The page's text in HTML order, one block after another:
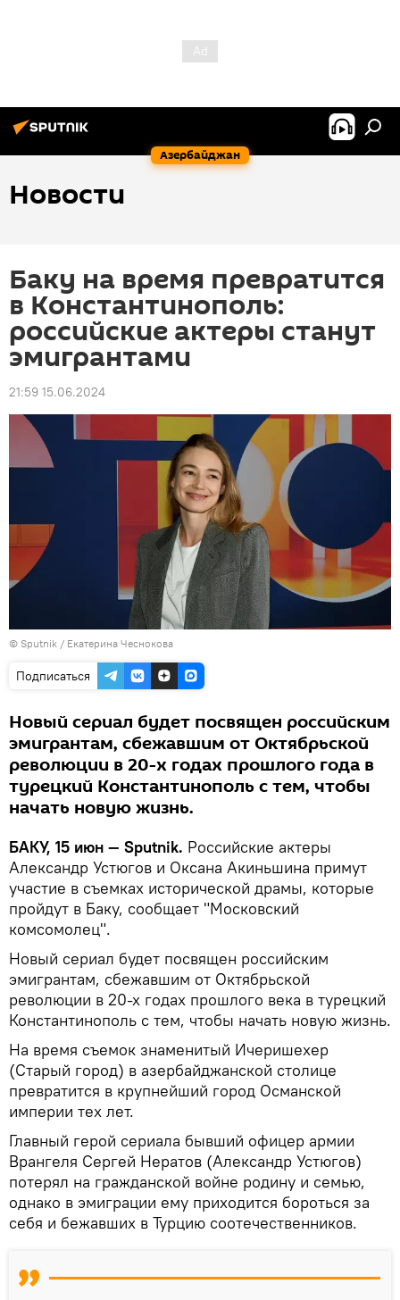
Азербайджан
Новости
Баку на время превратится
в Константинополь:
российские актеры станут
эмигрантами
21:59 15.06.2024
© Sputnik / Екатерина Чеснокова
Подписаться
Новый сериал будет посвящен российским
эмигрантам, сбежавшим от Октябрьской
революции в 20-х годах прошлого года в
турецкий Константинополь с тем, чтобы
начать новую жизнь.
БАКУ, 15 июн — Sputnik. Российские актеры
Александр Устюгов и Оксана Акиньшина примут
участие в съемках исторической драмы, которые
пройдут в Баку, сообщает "Московский
комсомолец".
Новый сериал будет посвящен российским
эмигрантам, сбежавшим от Октябрьской
революции в 20-х годах прошлого века в турецкий
Константинополь с тем, чтобы начать новую жизнь.
На время съемок знаменитый Ичеришехер
(Старый город) в азербайджанской столице
превратится в крупнейший город Османской
империи тех лет.
Главный герой сериала бывший офицер армии
Врангеля Сергей Нератов (Александр Устюгов)
потерял на гражданской войне родину и семью,
однако в эмиграции ему приходится бороться за
себя и бежавших в Турцию соотечественников.